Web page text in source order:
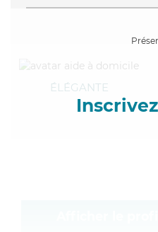
ÉLÉGANTE